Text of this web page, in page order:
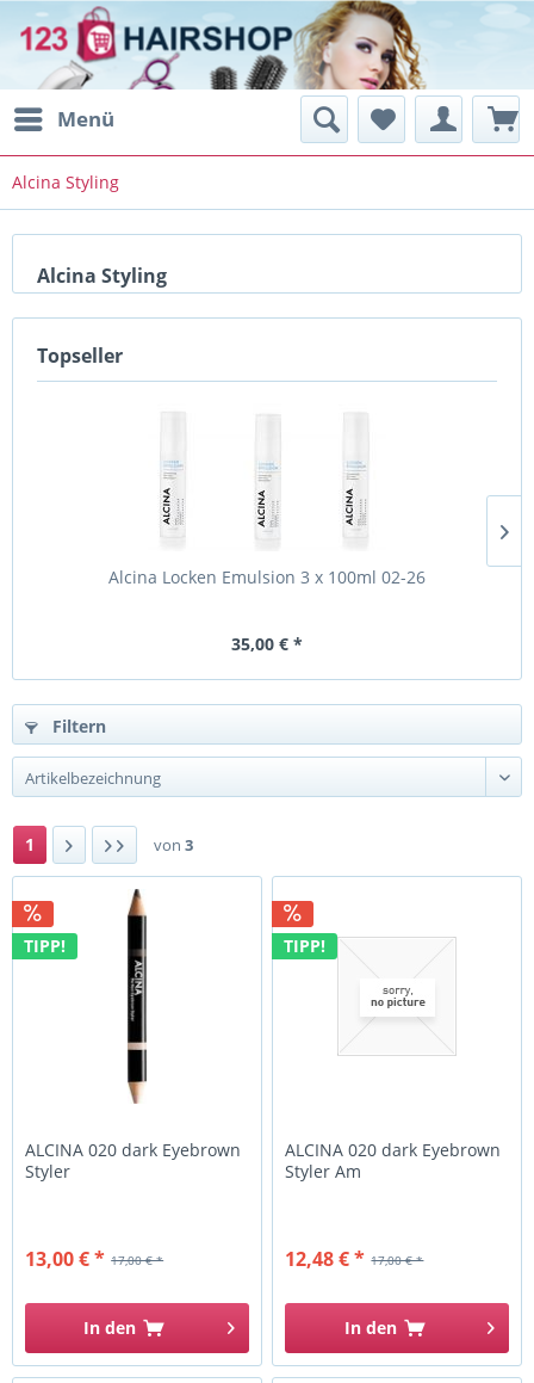
Menü
Alcina Styling
Alcina Styling
Topseller
Alcina Locken Emulsion 3 x 100ml 02-26
35,00 € *
Filtern
1 von 3
TIPP!
ALCINA 020 dark Eyebrown
Styler
17,00 € *
13,00 € *
In den
TIPP!
ALCINA 020 dark Eyebrown
Styler Am
17,00 € *
12,48 € *
In den